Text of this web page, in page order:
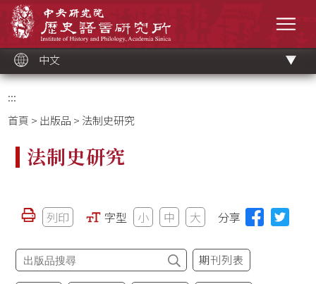
中文
:::
首頁 > 出版品 > 法制史研究
法制史研究
列印 字型 小 中 大 分享
期刊列表